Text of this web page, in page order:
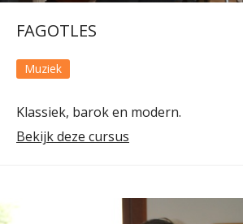
FAGOTLES
Muziek
Klassiek, barok en modern.
Bekijk deze cursus